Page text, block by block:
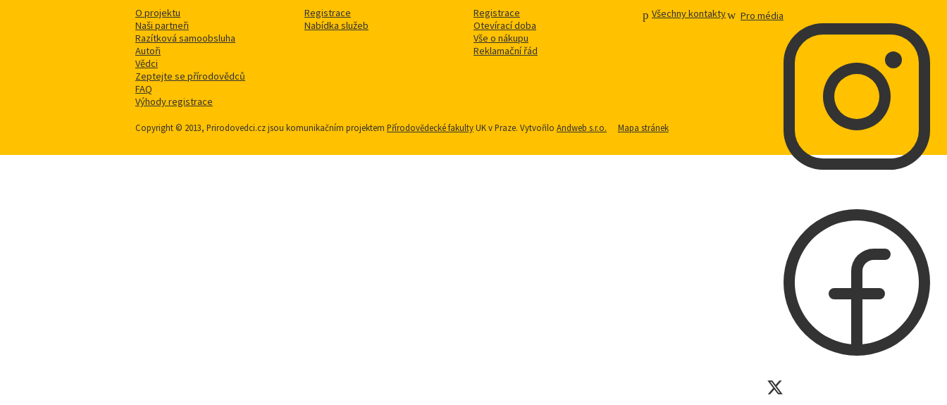
O projektu
Naši partneři
Razítková samoobsluha
Autoři
Vědci
Zeptejte se přírodovědců
FAQ
Výhody registrace
Registrace
Nabídka služeb
Registrace
Otevírací doba
Vše o nákupu
Reklamační řád
Všechny kontakty Pro média
Copyright © 2013, Prirodovedci.cz jsou komunikačním projektem Přírodovědecké fakultyUK v Praze. Vytvořilo Andweb s.r.o. Mapa stránek